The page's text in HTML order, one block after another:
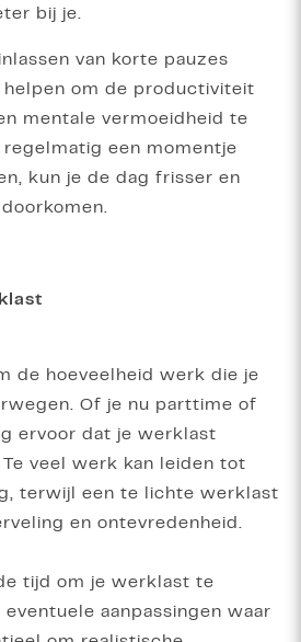
bij je.
van korte pauzes
helpen om de productiviteit
mentale vermoeidheid te
regelmatig een momentje
kun je de dag frisser en
de hoeveelheid werk die je
Of je nu parttime of
ervoor dat je werklast
veel werk kan leiden tot
terwijl een te lichte werklast
en ontevredenheid.
tijd om je werklast te
eventuele aanpassingen waar